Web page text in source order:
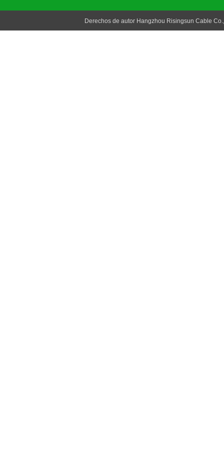
Derechos de autor Hangzhou Risingsun Cable